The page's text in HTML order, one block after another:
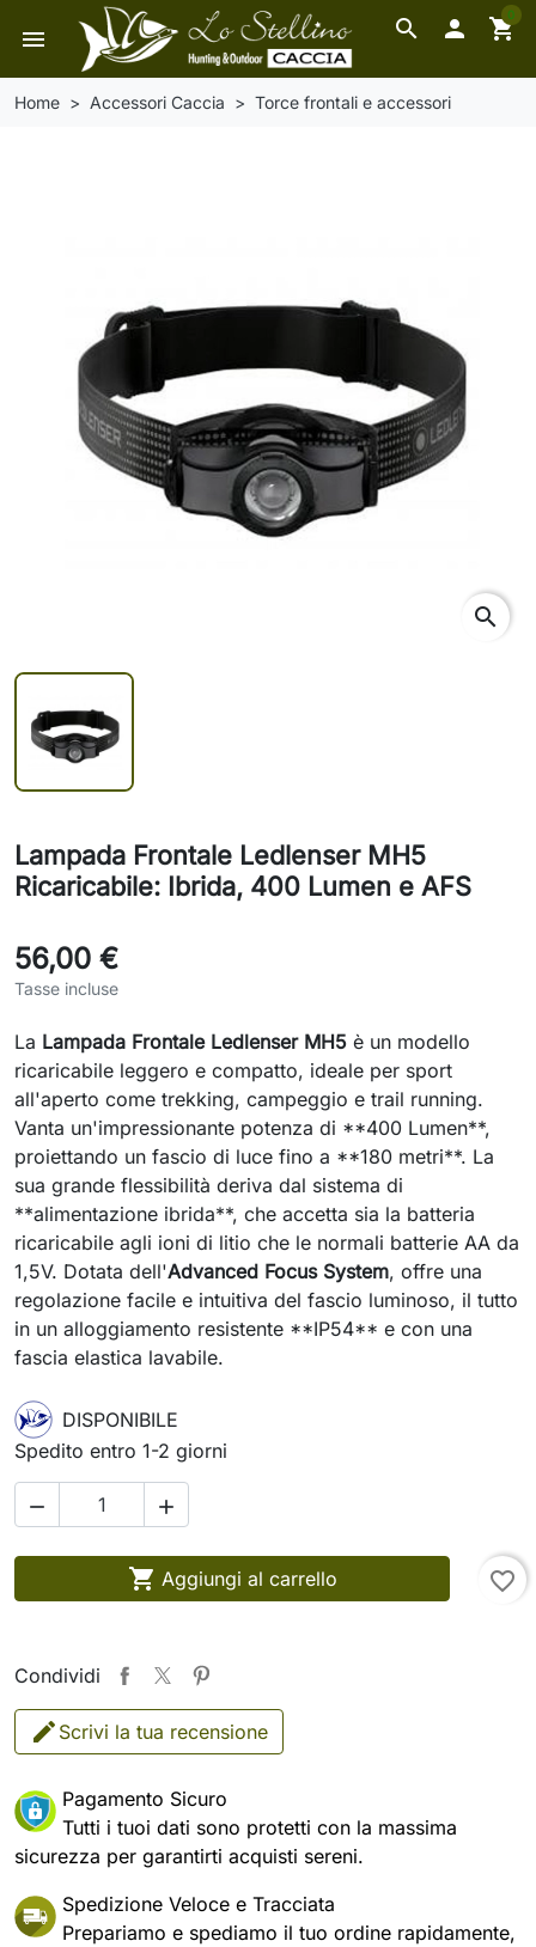
search
menu  shopping_cart
0
Home Accessori Caccia Torce frontali e accessori
search
Lampada Frontale Ledlenser MH5
Ricaricabile: Ibrida, 400 Lumen e AFS
56,00 €
Tasse incluse
La Lampada Frontale Ledlenser MH5 è un modello
ricaricabile leggero e compatto, ideale per sport
all'aperto come trekking, campeggio e trail running.
Vanta un'impressionante potenza di **400 Lumen**,
proiettando un fascio di luce fino a **180 metri**. La
sua grande flessibilità deriva dal sistema di
**alimentazione ibrida**, che accetta sia la batteria
ricaricabile agli ioni di litio che le normali batterie AA da
1,5V. Dotata dell'Advanced Focus System, offre una
regolazione facile e intuitiva del fascio luminoso, il tutto
in un alloggiamento resistente **IP54** e con una
fascia elastica lavabile.
DISPONIBILE
Spedito entro 1-2 giorni
 
 Aggiungi al carrello favorite_border
Condividi
Scrivi la tua recensione
Pagamento Sicuro
Tutti i tuoi dati sono protetti con la massima
sicurezza per garantirti acquisti sereni.
Spedizione Veloce e Tracciata
Prepariamo e spediamo il tuo ordine rapidamente,